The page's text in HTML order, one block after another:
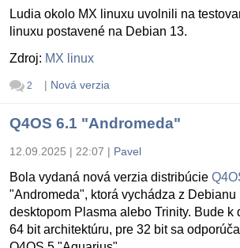
Ludia okolo MX linuxu uvolnili na
linuxu postavené na Debian 13.
Zdroj: MX linux
2 | Nová verzia
Q4OS 6.1 "Andromeda"
12.09.2025 | 22:07 | Pavel
Bola vydaná nová verzia distribúcie
"Andromeda", ktorá vychádza z Debianu
desktopom Plasma alebo Trinity. Bude k
64 bit architektúru, pre 32 bit sa